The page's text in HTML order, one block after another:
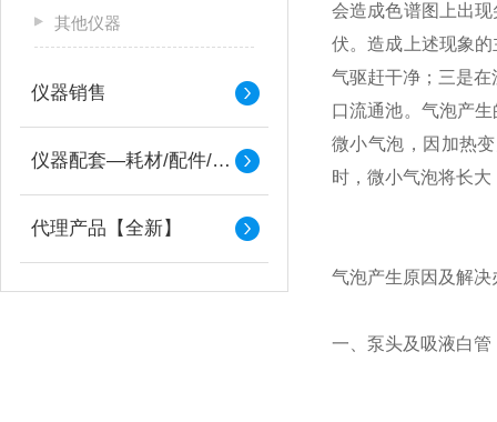
其他仪器
仪器销售
仪器配套—耗材/配件/备件
代理产品【全新】
会造成色谱图上出
伏。造成上述现象
气驱赶干净；三是
口流通池。气泡产
微小气泡，因加热
时，微小气泡将长
气泡产生原因及解决
一、泵头及吸液白管